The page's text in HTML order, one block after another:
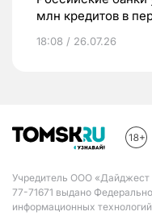
млн кредитов в
18:08 / 26.07.26
Учредитель ООО
77-71671 выдано
информационных